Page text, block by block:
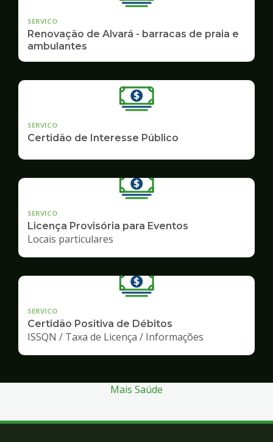
SERVICO
Renovação de Alvará - barracas de praia e
ambulantes
SERVICO
Certidão de Interesse Público
SERVICO
Licença Provisória para Eventos
Locais particulares
SERVICO
Certidão Positiva de Débitos
ISSQN / Taxa de Licença / Informações
Mais Saúde